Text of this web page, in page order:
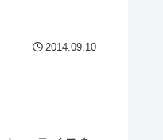
2014.09.10